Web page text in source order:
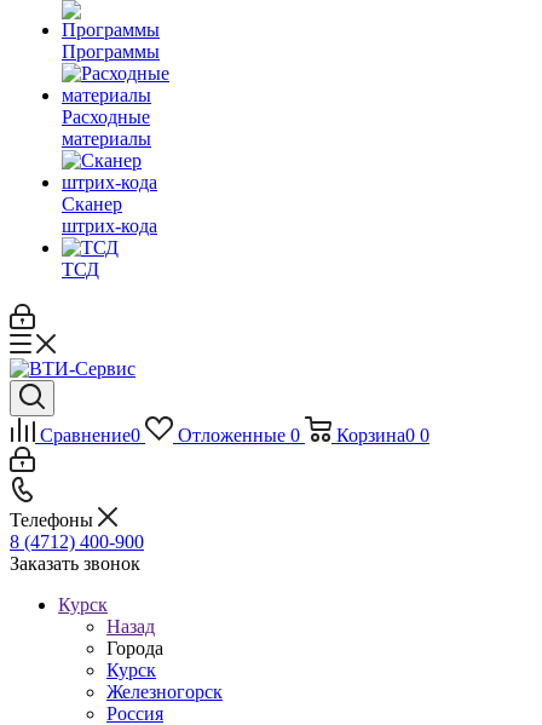
Программы
Расходные
материалы
Сканер
штрих-кода
ТСД
Сравнение0 Отложенные 0 Корзина0 0
Телефоны
8 (4712) 400-900
Заказать звонок
Курск
Назад
Города
Курск
Железногорск
Россия